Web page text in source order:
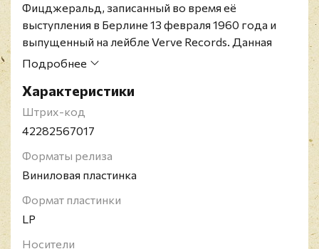
Фицджеральд, записанный во время её
выступления в Берлине 13 февраля 1960 года и
выпущенный на лейбле Verve Records. Данная
запись примечательна тем, что является одной из
время исполнения песни "Mack The Knife" певица
забыла слова, но настолько хорошо
сымпровизировала, что в итоге получила две
вокальное исполнение (сингл)" и "Лучшее
женское вокальное исполнение (альбом)".
Элла Джейн Фицджеральд - американская
певица, одна из величайших вокалисток в истории
Подробнее
Характеристики
Штрих-код
42282567017
Форматы релиза
Виниловая пластинка
Формат пластинки
LP
Носители